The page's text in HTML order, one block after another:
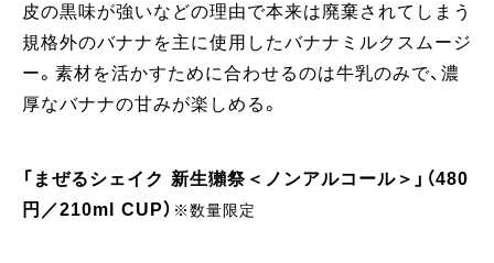
皮の黒味が強いなどの理由で本来は廃棄されてしまう
規格外のバナナを主に使用したバナナミルクスムージ
ー。素材を活かすために合わせるのは牛乳のみで、濃
厚なバナナの甘みが楽しめる。
「まぜるシェイク 新生獺祭＜ノンアルコール＞」（480
円／210ml CUP） ※数量限定